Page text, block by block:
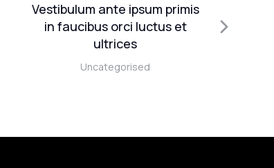
Vestibulum ante ipsum primis
in faucibus orci luctus et
ultrices
Uncategorised